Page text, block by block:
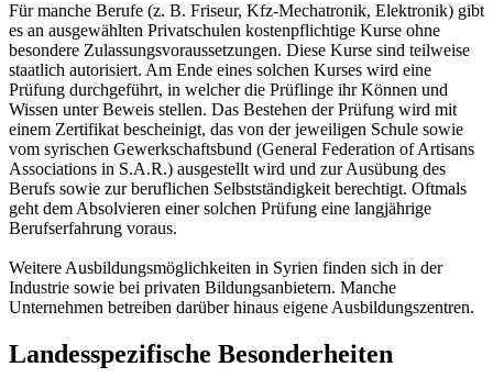
Für manche Berufe (z. B. Friseur, Kfz-Mechatronik, Elektronik) gibt
es an ausgewählten Privatschulen kostenpflichtige Kurse ohne
besondere Zulassungsvoraussetzungen. Diese Kurse sind teilweise
staatlich autorisiert. Am Ende eines solchen Kurses wird eine
Prüfung durchgeführt, in welcher die Prüflinge ihr Können und
Wissen unter Beweis stellen. Das Bestehen der Prüfung wird mit
einem Zertifikat bescheinigt, das von der jeweiligen Schule sowie
vom syrischen Gewerkschaftsbund (General Federation of Artisans
Associations in S.A.R.) ausgestellt wird und zur Ausübung des
Berufs sowie zur beruflichen Selbstständigkeit berechtigt. Oftmals
geht dem Absolvieren einer solchen Prüfung eine langjährige
Berufserfahrung voraus.
Weitere Ausbildungsmöglichkeiten in Syrien finden sich in der
Industrie sowie bei privaten Bildungsanbietern. Manche
Unternehmen betreiben darüber hinaus eigene Ausbildungszentren.
Landesspezifische Besonderheiten